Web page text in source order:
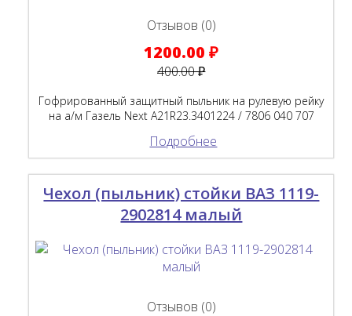
Отзывов (0)
1200.00 ₽
400.00 ₽
Гофрированный защитный пыльник на рулевую рейку
на а/м Газель Next A21R23.3401224 / 7806 040 707
Подробнее
Чехол (пыльник) стойки ВАЗ 1119-
2902814 малый
Отзывов (0)